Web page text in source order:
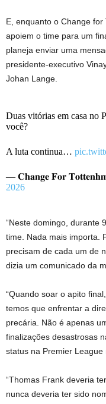
E, enquanto o Change
apoiem o time para um
planeja enviar uma
presidente-executivo
Johan Lange.
Duas vitórias em casa no
você?
A luta continua…
— 𝐂𝐡𝐚𝐧𝐠𝐞 𝐅𝐨𝐫
2026
“Neste domingo, durante
time. Nada mais importa.
precisam de cada um de
dizia um comunicado da
“Quando soar o apito
temos que enfrentar a
precária. Não é apenas
finalizações desastrosas
status na Premier League
“Thomas Frank deveria
nunca deveria ter sido